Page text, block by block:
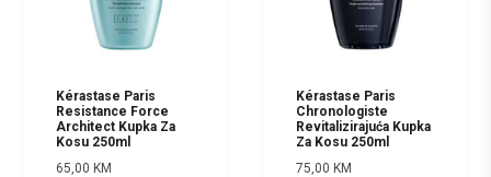
Kérastase Paris
Resistance Force
Architect Kupka Za
Kosu 250ml
65,00 KM
Kérastase Paris
Chronologiste
Revitalizirajuća Kupka
Za Kosu 250ml
75,00 KM